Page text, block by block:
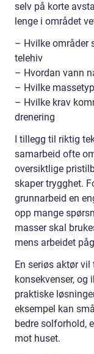
selv på korte
lenge i området
– Hvilke områder
telehiv
– Hvordan vann
– Hvilke
– Hvilke krav
drenering
I tillegg til riktig
samarbeid ofte
oversiktlige
skaper trygghet.
grunnarbeid en
opp mange
masser skal
mens arbeidet
En seriøs aktør
konsekvenser, og
praktiske
eksempel kan
bedre solforhold,
mot huset.